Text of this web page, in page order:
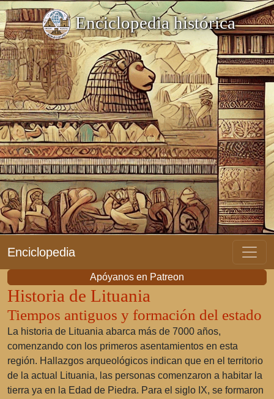
Enciclopedia histórica
Enciclopedia
Apóyanos en Patreon
Historia de Lituania
Tiempos antiguos y formación del estado
La historia de Lituania abarca más de 7000 años,
comenzando con los primeros asentamientos en esta
región. Hallazgos arqueológicos indican que en el territorio
de la actual Lituania, las personas comenzaron a habitar la
tierra ya en la Edad de Piedra. Para el siglo IX, se formaron